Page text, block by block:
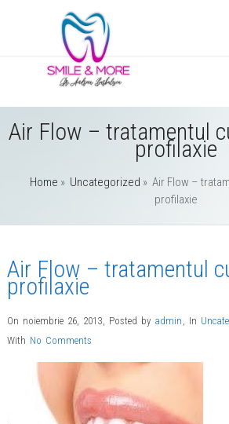
Air Flow – tratamentul
profilaxie
Home » Uncategorized » Air Flow –
profilaxie
Air Flow – tratamentul
profilaxie
On noiembrie 26, 2013, Posted by admin , In
With No Comments